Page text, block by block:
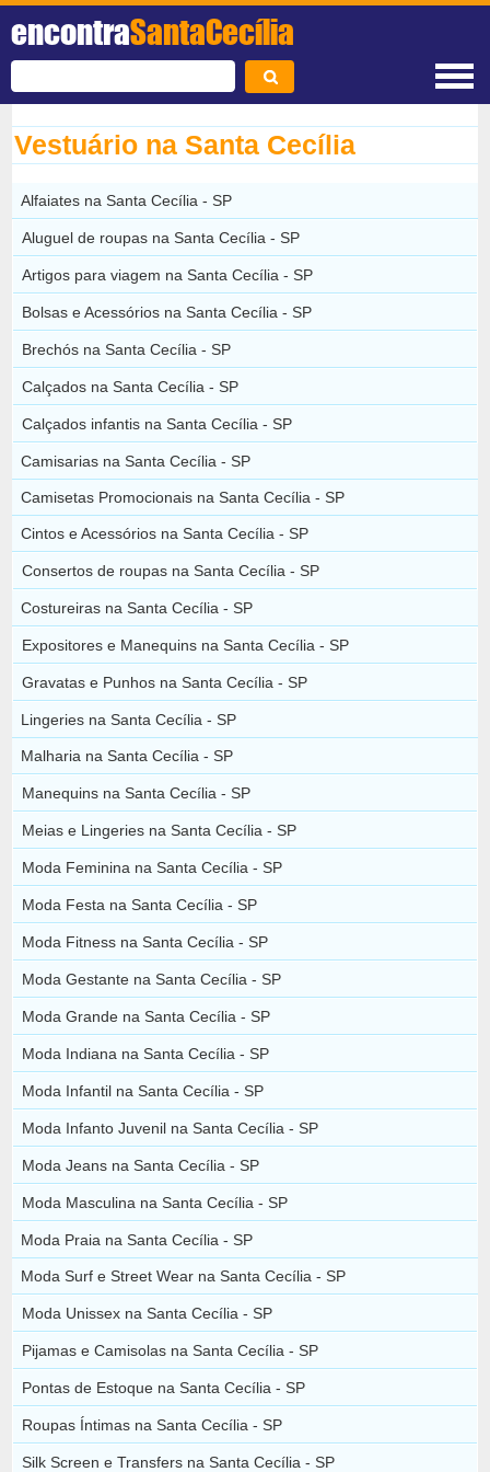
encontraSantaCecília
Vestuário na Santa Cecília
Alfaiates na Santa Cecília - SP
Aluguel de roupas na Santa Cecília - SP
Artigos para viagem na Santa Cecília - SP
Bolsas e Acessórios na Santa Cecília - SP
Brechós na Santa Cecília - SP
Calçados na Santa Cecília - SP
Calçados infantis na Santa Cecília - SP
Camisarias na Santa Cecília - SP
Camisetas Promocionais na Santa Cecília - SP
Cintos e Acessórios na Santa Cecília - SP
Consertos de roupas na Santa Cecília - SP
Costureiras na Santa Cecília - SP
Expositores e Manequins na Santa Cecília - SP
Gravatas e Punhos na Santa Cecília - SP
Lingeries na Santa Cecília - SP
Malharia na Santa Cecília - SP
Manequins na Santa Cecília - SP
Meias e Lingeries na Santa Cecília - SP
Moda Feminina na Santa Cecília - SP
Moda Festa na Santa Cecília - SP
Moda Fitness na Santa Cecília - SP
Moda Gestante na Santa Cecília - SP
Moda Grande na Santa Cecília - SP
Moda Indiana na Santa Cecília - SP
Moda Infantil na Santa Cecília - SP
Moda Infanto Juvenil na Santa Cecília - SP
Moda Jeans na Santa Cecília - SP
Moda Masculina na Santa Cecília - SP
Moda Praia na Santa Cecília - SP
Moda Surf e Street Wear na Santa Cecília - SP
Moda Unissex na Santa Cecília - SP
Pijamas e Camisolas na Santa Cecília - SP
Pontas de Estoque na Santa Cecília - SP
Roupas Íntimas na Santa Cecília - SP
Silk Screen e Transfers na Santa Cecília - SP